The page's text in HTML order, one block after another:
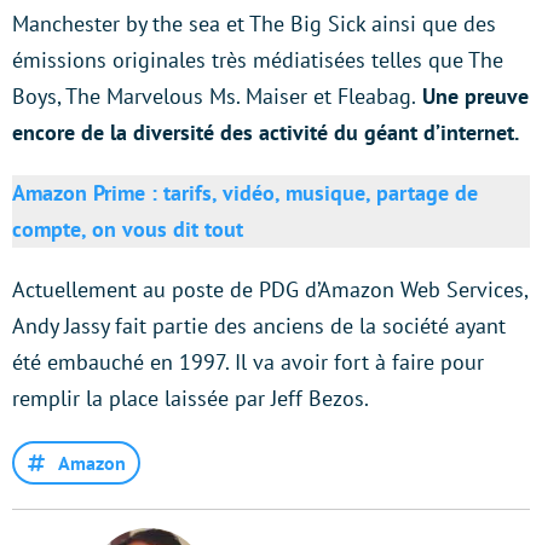
Manchester by the sea et The Big Sick ainsi que des
émissions originales très médiatisées telles que The
Boys, The Marvelous Ms. Maiser et Fleabag. Une preuve
encore de la diversité des activité du géant d’internet.
Amazon Prime : tarifs, vidéo, musique, partage de
compte, on vous dit tout
Actuellement au poste de PDG d’Amazon Web Services,
Andy Jassy fait partie des anciens de la société ayant
été embauché en 1997. Il va avoir fort à faire pour
remplir la place laissée par Jeff Bezos.
Amazon